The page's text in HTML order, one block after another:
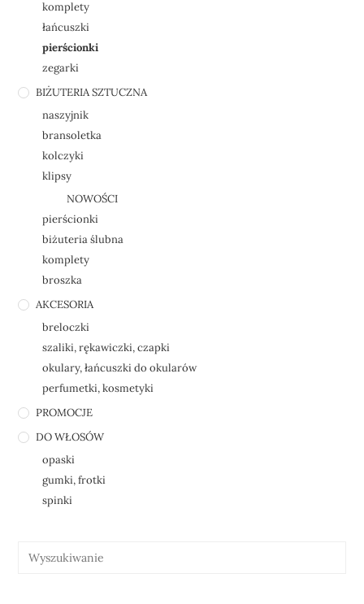
komplety
łańcuszki
pierścionki
zegarki
BIŻUTERIA SZTUCZNA
naszyjnik
bransoletka
kolczyki
klipsy
NOWOŚCI
pierścionki
biżuteria ślubna
komplety
broszka
AKCESORIA
breloczki
szaliki, rękawiczki, czapki
okulary, łańcuszki do okularów
perfumetki, kosmetyki
PROMOCJE
DO WŁOSÓW
opaski
gumki, frotki
spinki